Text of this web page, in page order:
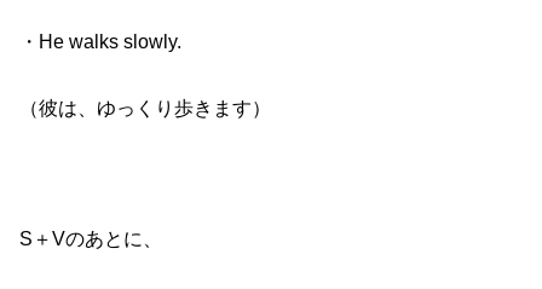
・He walks slowly.
（彼は、ゆっくり歩きます）
S＋Vのあとに、